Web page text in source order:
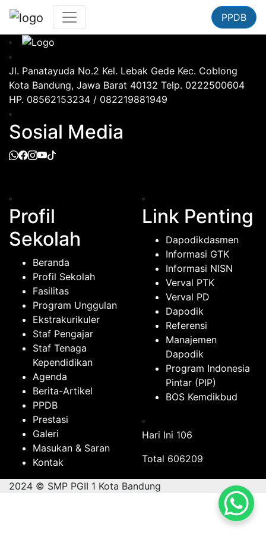
PPDB
Jl. Panatayuda No.2 Kel. Lebak Gede Kec. Coblong
Kota Bandung, Jawa Barat 40132 Telp. 0222500604
HP. 08562153234 / 082219881949
Sosial Media
Profil
Sekolah
Beranda
Profil Sekolah
Fasilitas
Program Unggulan
Ekstrakurikuler
Staf Pengajar
Staf Tenaga
Kependidikan
Agenda
Berita-Artikel
PPDB
Prestasi
Galeri
Masukan & Saran
Kontak
Link Penting
Dapodikdasmen
Informasi GTK
Informasi NISN
Verval PTK
Verval PD
Dapodik
Referensi
Manajemen
Dapodik
Program Indonesia
Pintar (PIP)
BOS Kemdikbud
Hari Ini 106
Total 606209
2024 © SMP PGII 1 Kota Bandung